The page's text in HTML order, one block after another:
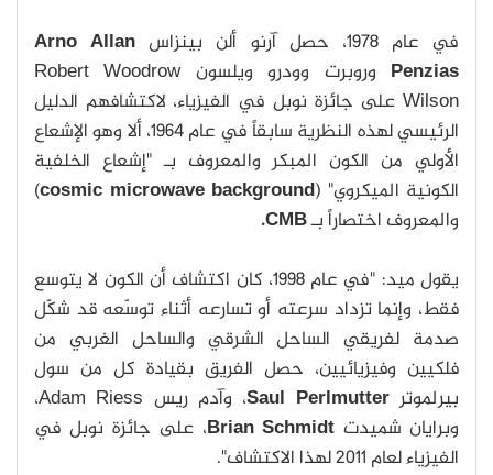
في عام 1978، حصل آرنو ألن بينزاس
Arno Allan
Penzias
وروبرت وودرو ويلسون Robert Woodrow
Wilson على جائزة نوبل في الفيزياء، لاكتشافهم الدليل
الرئيسي لهذه النظرية سابقاً في عام 1964، ألا وهو الإشعاع
الأولي من الكون المبكر والمعروف بـ "إشعاع الخلفية
الكونية الميكروي" (cosmic microwave background
)
والمعروف اختصاراً بـCMB.
يقول ميد: "في عام 1998، كان اكتشاف أن الكون لا يتوسع
فقط، وإنما تزداد سرعته أو تسارعه أثناء توسّعه قد شكّل
صدمة لفريقي الساحل الشرقي والساحل الغربي من
فلكيين وفيزيائيين، حصل الفريق بقيادة كل من سول
بيرلموترSaul Perlmutter
، وآدم ريس Adam Riess،
وبرايان شميدت
، على جائزة نوبل في
الفيزياء لعام 2011 لهذا الاكتشاف".